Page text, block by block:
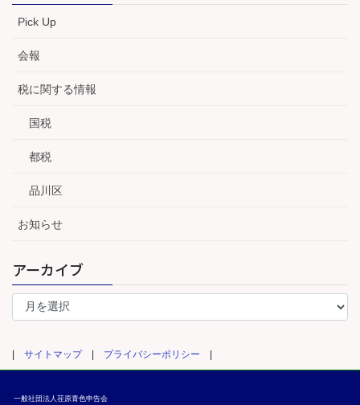
Pick Up
会報
税に関する情報
国税
都税
品川区
お知らせ
アーカイブ
ア
ブ| サイトマップ| プライバシーポリシー |
一般社団法人荏原青色申告会